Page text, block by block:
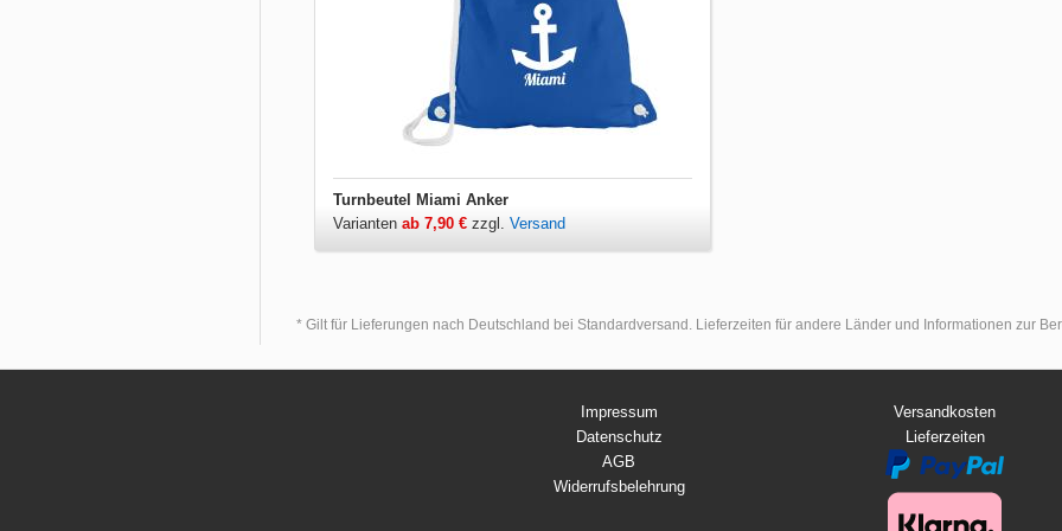
Turnbeutel Miami Anker
Varianten ab 7,90 € zzgl. Versand
* Gilt für Lieferungen nach Deutschland bei Standardversand. Lieferzeiten für andere Länder und Informationen zur
Impressum
Datenschutz
AGB
Widerrufsbelehrung
Versandkosten
Lieferzeiten